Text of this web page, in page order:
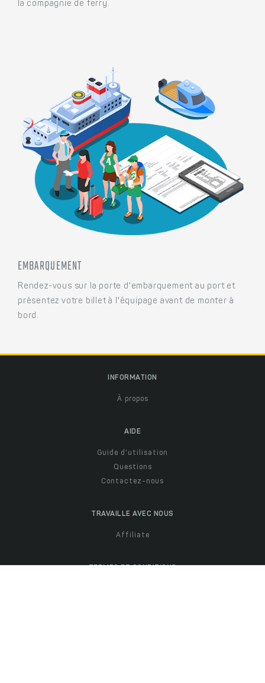
la compagnie de ferry.
EMBARQUEMENT
Rendez-vous sur la porte d'embarquement au port et
présentez votre billet à l'équipage avant de monter à
bord.
INFORMATION
À propos
AIDE
Guide d'utilisation
Questions
Contactez-nous
TRAVAILLE AVEC NOUS
Affiliate